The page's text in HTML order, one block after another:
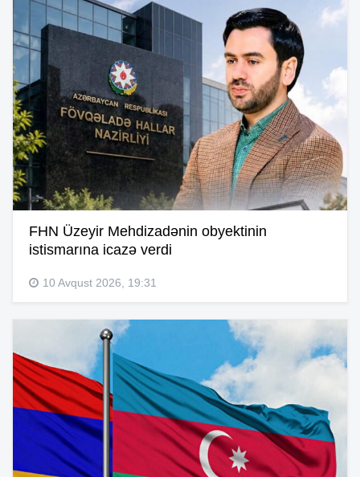
FHN Üzeyir Mehdizadənin obyektinin
istismarına icazə verdi
10 Avqust 2026, 19:31